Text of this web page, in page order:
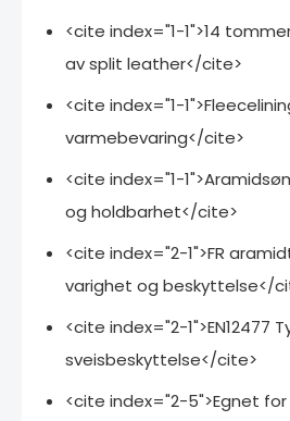
<cite index="1-1">14
av split leather</cite>
<cite index="1-
varmebevaring</cite>
<cite index="1-
og holdbarhet</cite>
<cite index="2-1">FR
varighet og beskyttelse</
<cite index="2-1">EN12477
sveisbeskyttelse</cite>
<cite index="2-5">Egnet